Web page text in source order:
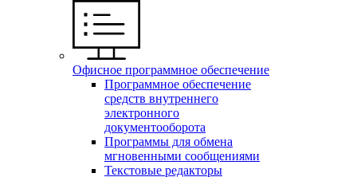
Офисное программное обеспечение
Программное обеспечение
средств внутреннего
электронного
документооборота
Программы для обмена
мгновенными сообщениями
Текстовые редакторы